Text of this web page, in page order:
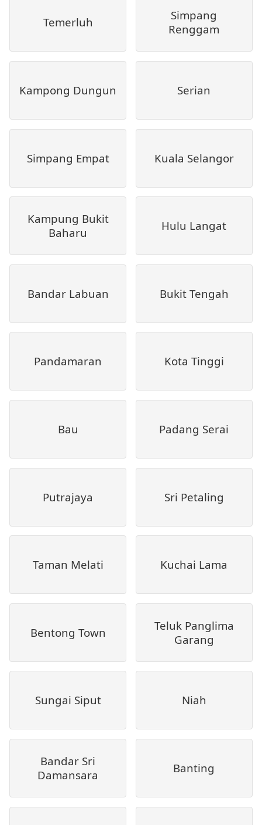
Temerluh
Simpang
Renggam
Kampong Dungun Serian
Simpang Empat Kuala Selangor
Kampung Bukit
Baharu
Hulu Langat
Bandar Labuan Bukit Tengah
Pandamaran Kota Tinggi
Bau Padang Serai
Putrajaya Sri Petaling
Taman Melati Kuchai Lama
Bentong Town
Teluk Panglima
Garang
Sungai Siput Niah
Bandar Sri
Damansara
Banting